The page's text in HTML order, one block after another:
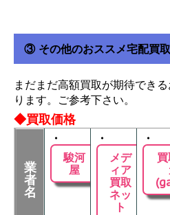
③ その他のおススメ宅配買
まだまだ高額買取が期待でき
ります。ご参考下さい。
◆買取価格
業
者
名
・
駿河
屋
・
メデ
ィア
買取
ネッ
ト
・